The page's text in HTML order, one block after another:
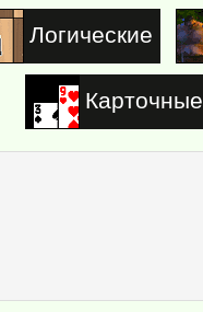
Логические
Карточные